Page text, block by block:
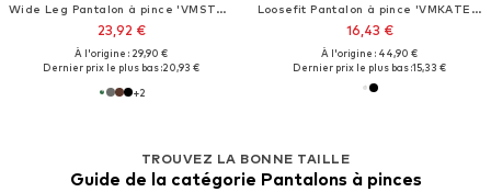
Wide Leg Pantalon à pince 'VMSTAR'
23,92 €
À l'origine : 29,90 €
Dernier prix le plus bas :20,93 €
+2
Loosefit Pantalon à pince 'VMKATELYN'
16,43 €
À l'origine : 44,90 €
Dernier prix le plus bas :15,33 €
TROUVEZ LA BONNE TAILLE
Guide de la catégorie Pantalons à pinces